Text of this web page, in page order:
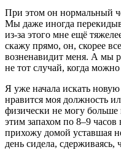
При этом он нормальный
Мы даже иногда
из-за этого мне ещё
скажу прямо, он, скорее
возненавидит меня. А мы
не тот случай, когда
Я уже начала искать
нравится моя должность
физически не могу
этим запахом по 8–9
прихожу домой уставшая
день сидела,